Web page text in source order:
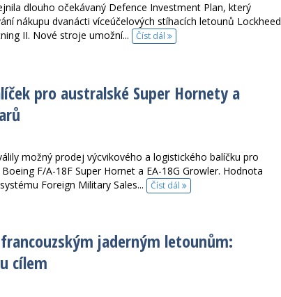
dlouho očekávaný Defence Investment Plan, který
nákupu dvanácti víceúčelových stíhacích letounů Lockheed
II. Nové stroje umožní...
Číst dál
pro australské Super Hornety a
možný prodej výcvikového a logistického balíčku pro
F/A-18F Super Hornet a EA-18G Growler. Hodnota
Foreign Military Sales...
Číst dál
jaderným letounům:
cílem